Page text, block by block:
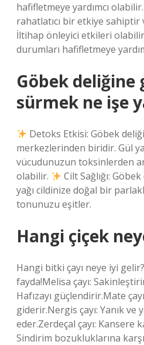
hafifletmeye yardımcı
rahatlatıcı bir etkiye
İltihap önleyici etkileri
durumları hafifletmeye
Göbek deliğine
sürmek ne işe
Detoks Etkisi: Göbek
merkezlerinden biridir. Gül
vücudunuzun toksinlerden
olabilir.
Cilt Sağlığı:
yağı cildinize doğal bir
tonunuzu eşitler.
Hangi çiçek
Hangi bitki çayı neye iyi
fayda!Melisa çayı:
Hafızayı güçlendirir.Mate
giderir.Nergis çayı: Yanık ve
eder.Zerdeçal çayı: Kansere
Sindirim bozukluklarına